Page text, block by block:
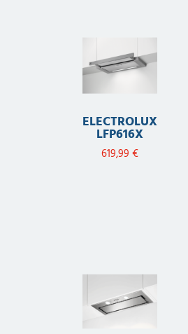
ELECTROLUX
LFP616X
619,99 €